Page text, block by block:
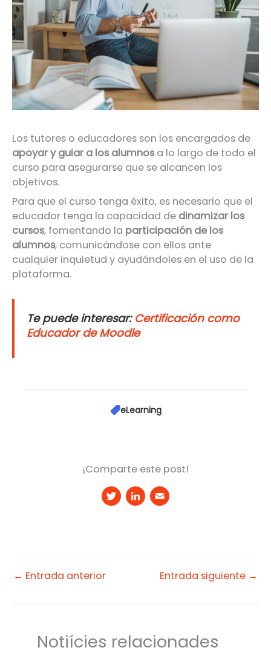
Los tutores o educadores son los encargados de
apoyar y guiar a los alumnos a lo largo de todo el
curso para asegurarse que se alcancen los
objetivos.
Para que el curso tenga éxito, es necesario que el
educador tenga la capacidad de dinamizar los
cursos, fomentando la participación de los
alumnos, comunicándose con ellos ante
cualquier inquietud y ayudándoles en el uso de la
plataforma.
Te puede interesar: Certificación como
Educador de Moodle
eLearning
¡Comparte este post!
T Li
d
← Entrada anterior Entrada siguiente →
Notiícies relacionades